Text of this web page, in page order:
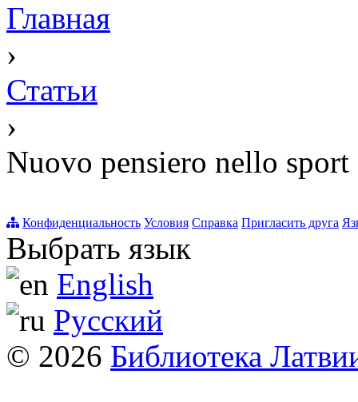
Главная
›
Статьи
›
Nuovo pensiero nello sport
Конфиденциальность Условия Справка Пригласить друга
Выбрать язык
English
Русский
© 2026 Библиотека